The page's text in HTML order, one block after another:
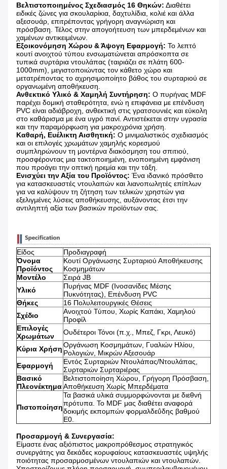
Βελτιστοποιημένος Σχεδιασμός 16 Θηκών: ​ Διαθέτει
ειδικές ζώνες για σκουλαρίκια, δαχτυλίδια, κολιέ και άλλα
αξεσουάρ, επιτρέποντας γρήγορη αναγνώριση και
πρόσβαση. Τέλος στην απογοήτευση των μπερδεμένων και
χαμένων αντικειμένων.
Εξοικονόμηση Χώρου & Άψογη Εφαρμογή: ​ Το λεπτό
κουτί ανοιχτού τύπου ενσωματώνεται απρόσκοπτα σε
τυπικά συρτάρια ντουλάπας (ταιριάζει σε πλάτη 600-
1000mm), μεγιστοποιώντας τον κάθετο χώρο και
μετατρέποντας το αχρησιμοποίητο βάθος του συρταριού σε
οργανωμένη αποθήκευση.
Ανθεκτικό Υλικό & Χαμηλή Συντήρηση: ​ Ο πυρήνας MDF
παρέχει δομική σταθερότητα, ενώ η επιφάνεια με επένδυση
PVC είναι αδιάβροχη, ανθεκτική στις γρατσουνιές και εύκολη
στο καθάρισμα με ένα υγρό πανί. Αντιστέκεται στην υγρασία
και την παραμόρφωση για μακροχρόνια χρήση.
Καθαρή, Ευέλικτη Αισθητική: ​ Ο μινιμαλιστικός σχεδιασμός
και οι επιλογές χρωμάτων χαμηλής κορεσμού
συμπληρώνουν τη μοντέρνα διακόσμηση του σπιτιού,
προσφέροντας μια τακτοποιημένη, ενοποιημένη εμφάνιση
που προάγει την οπτική ηρεμία και την τάξη.
Ενισχύει την Αξία του Προϊόντος: ​ Ένα ιδανικό πρόσθετο
για κατασκευαστές ντουλαπών και λιανοπωλητές επίπλων
για να καλύψουν τη ζήτηση των τελικών χρηστών για
εξελιγμένες λύσεις αποθήκευσης, αυξάνοντας έτσι την
αντιληπτή αξία των βασικών προϊόντων σας.
Είδος
Προδιαγραφή
Όνομα
Προϊόντος
Κουτί Οργάνωσης Συρταριού Αποθήκευσης
Κοσμημάτων
Μοντέλο
Σειρά JB
Υλικό
Πυρήνας MDF (Ινοσανίδες Μέσης
Πυκνότητας), Επένδυση PVC
Θήκες
16 Πολυλειτουργικές Θέσεις
Σχέδιο
Ανοιχτού Τύπου, Χωρίς Καπάκι, Χαμηλού
Προφίλ
Επιλογές
Χρωμάτων
Ουδέτεροι Τόνοι (π.χ., Μπεζ, Γκρι, Λευκό)
Κύρια ΧρήσηΟργάνωση Κοσμημάτων, Γυαλιών Ηλίου,
Ρολογιών, Μικρών Αξεσουάρ
Εφαρμογή
Εντός Συρταριών Ντουλάπας/Ντουλάπας,
Συρταριών Συρταριέρας
Βασικό
Πλεονέκτημα
Βελτιστοποίηση Χώρου, Γρήγορη Πρόσβαση,
Αποθήκευση Χωρίς Μπερδέματα
Πιστοποίηση
Τα βασικά υλικά συμμορφώνονται με διεθνή
πρότυπα. Το MDF μας διαθέτει αναφορά
δοκιμής εκπομπών φορμαλδεΰδης βαθμού
Ε0.
Προσαρμογή & Συνεργασία:
Είμαστε ένας αξιόπιστος μακροπρόθεσμος στρατηγικός
συνεργάτης για δεκάδες κορυφαίους κατασκευαστές υψηλής
ποιότητας προσαρμοσμένων ντουλαπιών και ντουλαπών.